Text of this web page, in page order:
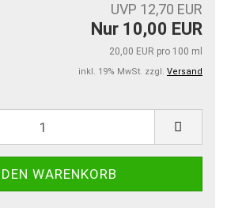
UVP 12,70 EUR
Nur 10,00 EUR
20,00 EUR pro 100 ml
inkl. 19% MwSt. zzgl. Versand